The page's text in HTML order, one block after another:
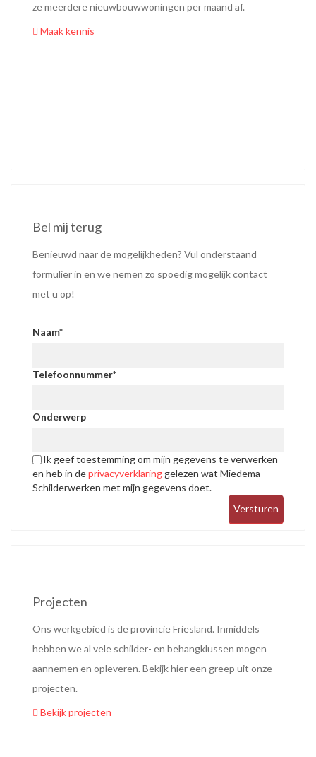
ze meerdere nieuwbouwwoningen per maand af.
Maak kennis
Bel mij terug
Benieuwd naar de mogelijkheden? Vul onderstaand
formulier in en we nemen zo spoedig mogelijk contact
met u op!
Naam*
Telefoonnummer*
Onderwerp
Ik geef toestemming om mijn gegevens te verwerken
en heb in deprivacyverklaring gelezen wat Miedema
Schilderwerken met mijn gegevens doet.
Projecten
Ons werkgebied is de provincie Friesland. Inmiddels
hebben we al vele schilder- en behangklussen mogen
aannemen en opleveren. Bekijk hier een greep uit onze
projecten.
Bekijk projecten